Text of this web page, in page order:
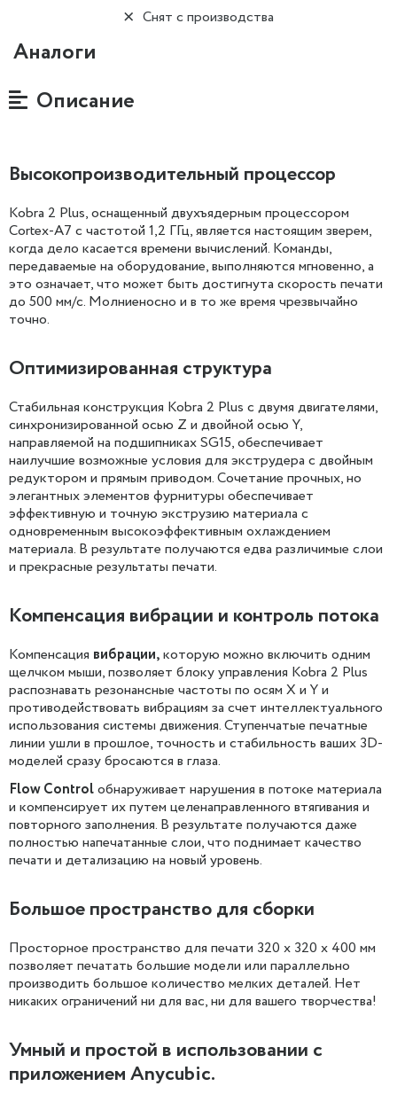
Снят с производства
Аналоги
Описание
Высокопроизводительный процессор
Kobra 2 Plus, оснащенный двухъядерным процессором
Cortex-A7 с частотой 1,2 ГГц, является настоящим зверем,
когда дело касается времени вычислений. Команды,
передаваемые на оборудование, выполняются мгновенно, а
это означает, что может быть достигнута скорость печати
до 500 мм/с. Молниеносно и в то же время чрезвычайно
точно.
Оптимизированная структура
Стабильная конструкция Kobra 2 Plus с двумя двигателями,
синхронизированной осью Z и двойной осью Y,
направляемой на подшипниках SG15, обеспечивает
наилучшие возможные условия для экструдера с двойным
редуктором и прямым приводом. Сочетание прочных, но
элегантных элементов фурнитуры обеспечивает
эффективную и точную экструзию материала с
одновременным высокоэффективным охлаждением
материала. В результате получаются едва различимые слои
и прекрасные результаты печати.
Компенсация вибрации и контроль потока
Компенсация вибрации,которую можно включить одним
щелчком мыши, позволяет блоку управления Kobra 2 Plus
распознавать резонансные частоты по осям X и Y и
противодействовать вибрациям за счет интеллектуального
использования системы движения. Ступенчатые печатные
линии ушли в прошлое, точность и стабильность ваших 3D-
моделей сразу бросаются в глаза.
Flow Controlобнаруживает нарушения в потоке материала
и компенсирует их путем целенаправленного втягивания и
повторного заполнения. В результате получаются даже
полностью напечатанные слои, что поднимает качество
печати и детализацию на новый уровень.
Большое пространство для сборки
Просторное пространство для печати 320 x 320 x 400 мм
позволяет печатать большие модели или параллельно
производить большое количество мелких деталей. Нет
никаких ограничений ни для вас, ни для вашего творчества!
Умный и простой в использовании с
приложением Anycubic.